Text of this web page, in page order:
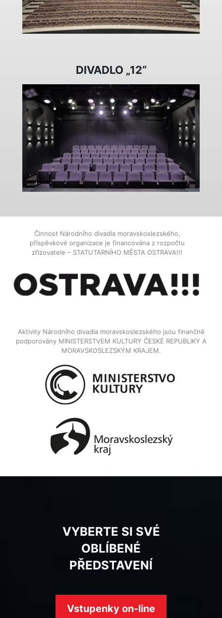
DIVADLO „12“
Činnost Národního divadla moravskoslezského,
příspěvkové organizace je financována z rozpočtu
zřizovatele – STATUTARNÍHO MĚSTA OSTRAVA!!!
Aktivity Národního divadla moravskoslezského jsou finančně
podporovány MINISTERSTVEM KULTURY ČESKÉ REPUBLIKY A
MORAVSKOSLEZSKÝM KRAJEM.
VYBERTE SI SVÉ
OBLÍBENÉ
PŘEDSTAVENÍ
Vstupenky on-line